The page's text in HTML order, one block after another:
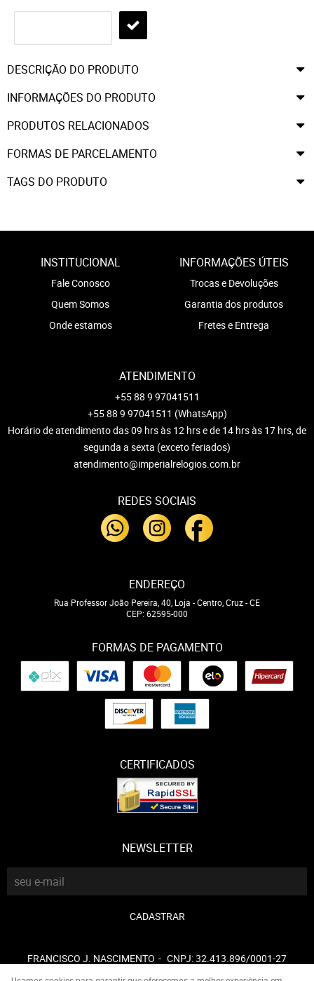
DESCRIÇÃO DO PRODUTO
INFORMAÇÕES DO PRODUTO
PRODUTOS RELACIONADOS
FORMAS DE PARCELAMENTO
TAGS DO PRODUTO
INSTITUCIONAL
Fale Conosco
Quem Somos
Onde estamos
INFORMAÇÕES ÚTEIS
Trocas e Devoluções
Garantia dos produtos
Fretes e Entrega
ATENDIMENTO
+55 88 9 97041511
+55 88 9 97041511 (WhatsApp)
Horário de atendimento das 09 hrs às 12 hrs e de 14 hrs às 17 hrs, de
segunda a sexta (exceto feriados)
atendimento@imperialrelogios.com.br
REDES SOCIAIS
ENDEREÇO
Rua Professor João Pereira, 40, Loja -Centro, Cruz-CE
CEP: 62595-000
FORMAS DE PAGAMENTO
CERTIFICADOS
NEWSLETTER
CADASTRAR
FRANCISCO J. NASCIMENTO CNPJ: 32.413.896/0001-27